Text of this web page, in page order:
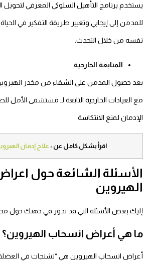
يستخدم برنامج التأهيل السلوكي المعرفي لتحويل
للمدمن إلى إيجابي وتغيير طريقة التفكير في
نفسه من خلال التحدث.
المتابعة الخارجية
بعد حصول المدمن على الشفاء من مخدر
مع العيادات الخارجية التابعة لـ مستشفى الأمل
الإدمان لمنع الانتكاسة
اقرأ بشكل كامل عن : علاج إدمان
الأسئلة الشائعة حول
الهيروين
إليك بعض الأسئلة التي قد تدور في ذهنك حول
ما هي أعراض انسحاب الهيروين؟
أعراض انسحاب الهيروين هي “تشنجات في